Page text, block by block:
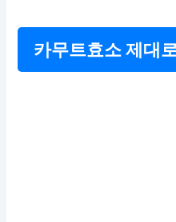
카무트효소 제대